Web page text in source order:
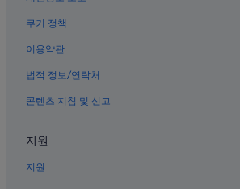
쿠키 정책
이용약관
법적 정보/연락처
콘텐츠 지침 및 신고
지원
지원